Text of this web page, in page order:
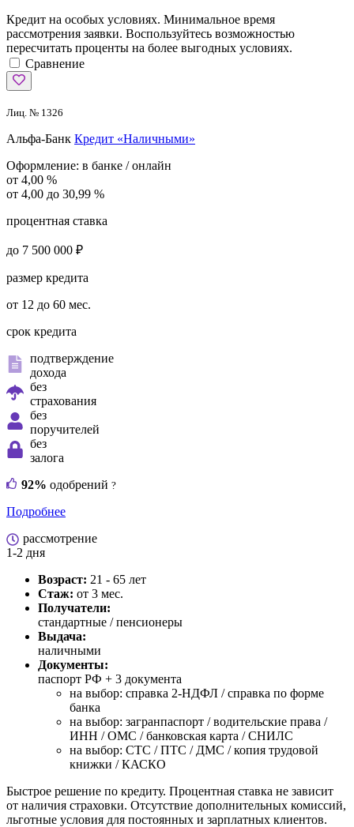
Кредит на особых условиях. Минимальное время
рассмотрения заявки. Воспользуйтесь возможностью
пересчитать проценты на более выгодных условиях.
Сравнение
Лиц. № 1326
Альфа-Банк Кредит «Наличными»
Оформление: в банке / онлайн
от 4,00 %
от 4,00 до 30,99 %
процентная ставка
до 7 500 000 ₽
размер кредита
от 12 до 60 мес.
срок кредита
подтверждение
дохода
без
страхования
без
поручителей
без
залога
92% одобрений ?
Подробнее
рассмотрение
1-2 дня
Возраст: 21 - 65 лет
Стаж: от 3 мес.
Получатели:
стандартные / пенсионеры
Выдача:
наличными
Документы:
паспорт РФ + 3 документа
на выбор: справка 2-НДФЛ / справка по форме
банка
на выбор: загранпаспорт / водительские права /
ИНН / ОМС / банковская карта / СНИЛС
на выбор: СТС / ПТС / ДМС / копия трудовой
книжки / КАСКО
Быстрое решение по кредиту. Процентная ставка не зависит
от наличия страховки. Отсутствие дополнительных комиссий,
льготные условия для постоянных и зарплатных клиентов.